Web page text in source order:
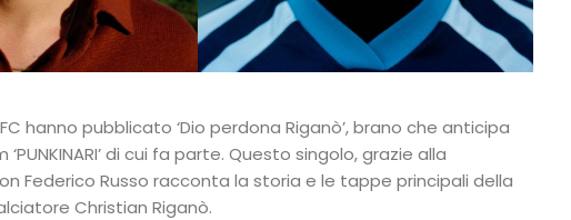
hanno pubblicato ‘Dio perdona Riganò’, brano che anticipa
‘PUNKINARI’ di cui fa parte. Questo singolo, grazie alla
Federico Russo racconta la storia e le tappe principali della
Christian Riganò.